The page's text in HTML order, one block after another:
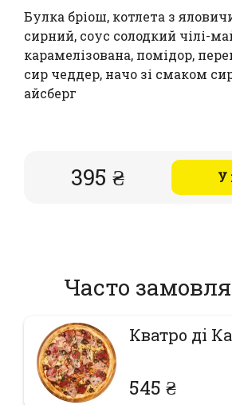
Булка бріош, котлета з
сирний, соус солодкий чілі-
карамелізована, помідор,
сир чеддер, начо зі смаком
айсберг
395 ₴ У
Часто
Кватро ді
545 ₴